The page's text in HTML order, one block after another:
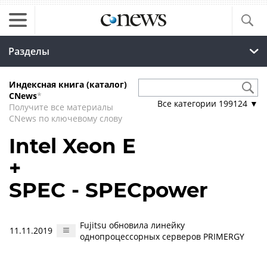
Разделы
Индексная книга (каталог)
CNews*
Получите все материалы
CNews по ключевому слову
Все категории 199124 ▼
Intel Xeon E
+
SPEC - SPECpower
11.11.2019
Fujitsu обновила линейку
однопроцессорных серверов PRIMERGY